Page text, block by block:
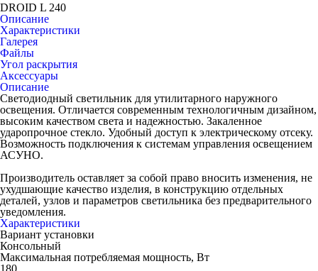
DROID L 240
Описание
Характеристики
Галерея
Файлы
Угол раскрытия
Аксессуары
Описание
Светодиодный светильник для утилитарного наружного
освещения. Отличается современным технологичным дизайном,
высоким качеством света и надежностью. Закаленное
ударопрочное стекло. Удобный доступ к электрическому отсеку.
Возможность подключения к системам управления освещением
АСУНО.
Производитель оставляет за собой право вносить изменения, не
ухудшающие качество изделия, в конструкцию отдельных
деталей, узлов и параметров светильника без предварительного
уведомления.
Характеристики
Вариант установки
Консольный
Максимальная потребляемая мощность, Вт
180